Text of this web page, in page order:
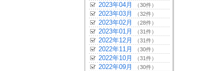
2023年04月 （30件）
2023年03月 （32件）
2023年02月 （28件）
2023年01月 （31件）
2022年12月 （31件）
2022年11月 （30件）
2022年10月 （31件）
2022年09月 （30件）